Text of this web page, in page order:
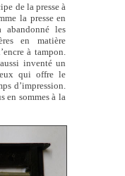
de la presse à
la presse en
les
en matière
à tampon.
inventé un
qui offre le
d’impression.
en sommes à la